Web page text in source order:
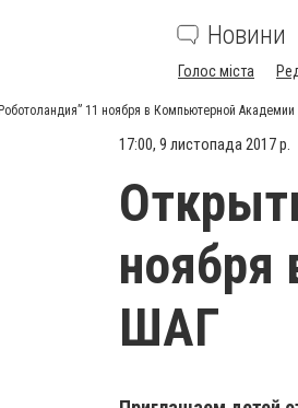
Новини
Голос міста
11 ноября в Компьютерной
17:00, 9 листопада 2017 р.
ноября
ШАГ